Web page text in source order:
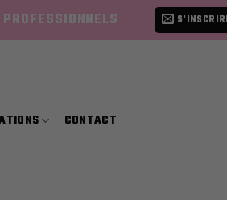
CONTACT